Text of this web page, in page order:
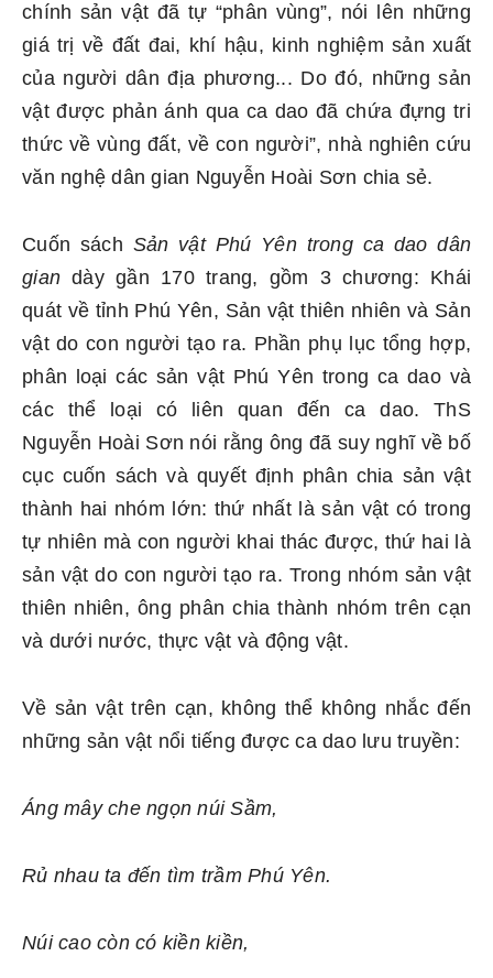
chính sản vật đã tự “phân vùng”, nói lên những
giá trị về đất đai, khí hậu, kinh nghiệm sản xuất
của người dân địa phương... Do đó, những sản
vật được phản ánh qua ca dao đã chứa đựng tri
thức về vùng đất, về con người”, nhà nghiên cứu
văn nghệ dân gian Nguyễn Hoài Sơn chia sẻ.
Cuốn sách Sản vật Phú Yên trong ca dao dân
gian dày gần 170 trang, gồm 3 chương: Khái
quát về tỉnh Phú Yên, Sản vật thiên nhiên và Sản
vật do con người tạo ra. Phần phụ lục tổng hợp,
phân loại các sản vật Phú Yên trong ca dao và
các thể loại có liên quan đến ca dao. ThS
Nguyễn Hoài Sơn nói rằng ông đã suy nghĩ về bố
cục cuốn sách và quyết định phân chia sản vật
thành hai nhóm lớn: thứ nhất là sản vật có trong
tự nhiên mà con người khai thác được, thứ hai là
sản vật do con người tạo ra. Trong nhóm sản vật
thiên nhiên, ông phân chia thành nhóm trên cạn
và dưới nước, thực vật và động vật.
Về sản vật trên cạn, không thể không nhắc đến
những sản vật nổi tiếng được ca dao lưu truyền:
Áng mây che ngọn núi Sầm,
Rủ nhau ta đến tìm trầm Phú Yên.
Núi cao còn có kiền kiền,